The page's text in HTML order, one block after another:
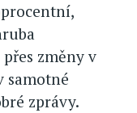
změny v
samotné
zprávy.